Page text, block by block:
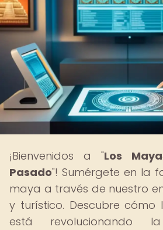
¡Bienvenidos a "Los
Pasado"! Sumérgete en la
maya a través de nuestro
y turístico. Descubre cómo
está revolucionando la